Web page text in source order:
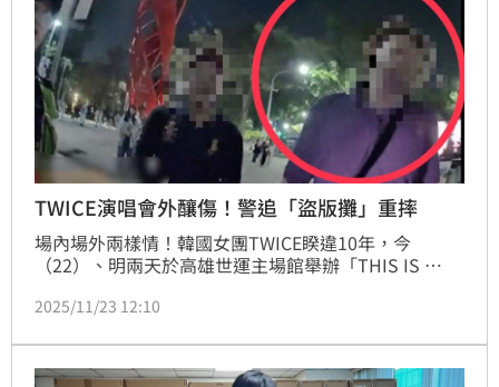
TWICE演唱會外釀傷！警追「盜版攤」重摔
場內場外兩樣情！韓國女團TWICE睽違10年，今
（22）、明兩天於高雄世運主場館舉辦「THIS IS
盜版攤販也沒閒著。晚間18時許，警方盤查一名25歲
害警方重心不穩重摔在地，造成右膝、手指擦挫傷，全
案依妨害公務及傷害罪嫌將陳男依法送辦。
2025/11/23 12:10